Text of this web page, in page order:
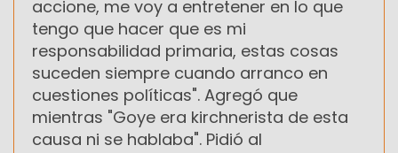
accione, me voy a entretener en lo que
tengo que hacer que es mi
responsabilidad primaria, estas cosas
suceden siempre cuando arranco en
cuestiones políticas". Agregó que
mientras "Goye era kirchnerista de esta
causa ni se hablaba". Pidió al